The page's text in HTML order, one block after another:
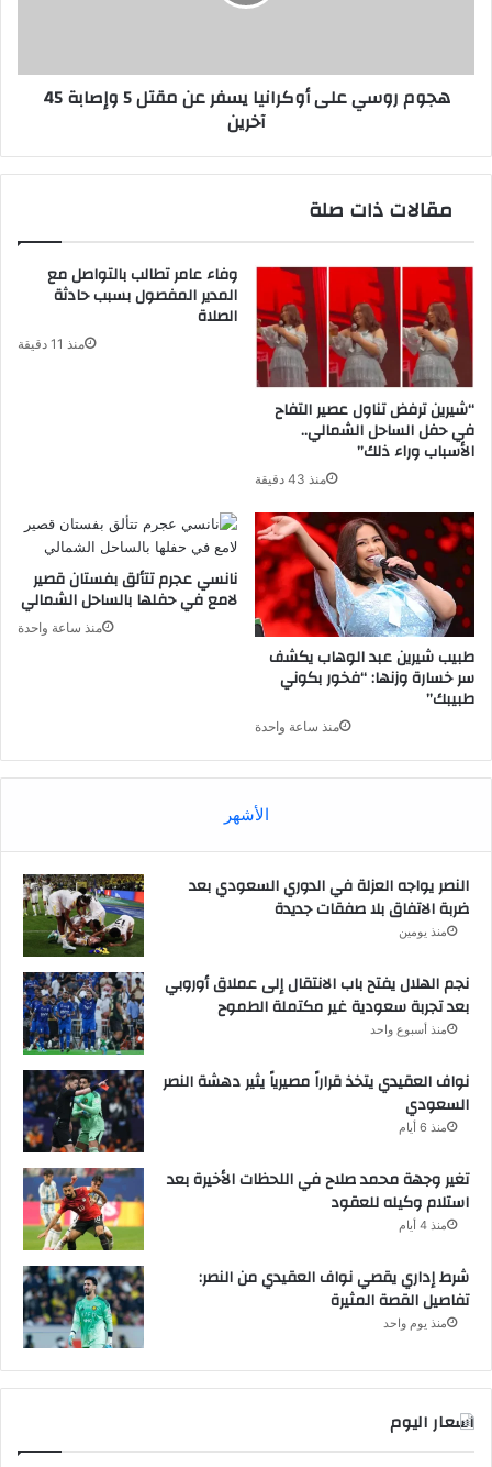
وإصابة
هجوم روسي على أوكرانيا يسفر عن مقتل 5 وإصابة 45
آخرين
مقالات ذات صلة
وفاء عامر تطالب بالتواصل مع
المدير المفصول بسبب حادثة
الصلاة
منذ 11 دقيقة
“شيرين ترفض تناول عصير التفاح
في حفل الساحل الشمالي..
الأسباب وراء ذلك”
منذ 43 دقيقة
نانسي عجرم تتألق بفستان قصير
لامع في حفلها بالساحل الشمالي
منذ ساعة واحدة
طبيب شيرين عبد الوهاب يكشف
سر خسارة وزنها: “فخور بكوني
طبيبك”
منذ ساعة واحدة
الأشهر
النصر يواجه العزلة في الدوري السعودي بعد
ضربة الاتفاق بلا صفقات جديدة
منذ يومين
نجم الهلال يفتح باب الانتقال إلى عملاق أوروبي
بعد تجربة سعودية غير مكتملة الطموح
منذ أسبوع واحد
نواف العقيدي يتخذ قراراً مصيرياً يثير دهشة النصر
السعودي
منذ 6 أيام
تغير وجهة محمد صلاح في اللحظات الأخيرة بعد
استلام وكيله للعقود
منذ 4 أيام
شرط إداري يقصي نواف العقيدي من النصر:
تفاصيل القصة المثيرة
منذ يوم واحد
اسعار اليوم